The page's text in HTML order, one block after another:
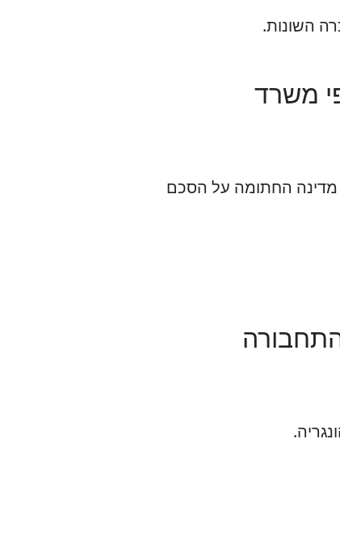
השונות.
משרד
מדינה החתומה על הסכם